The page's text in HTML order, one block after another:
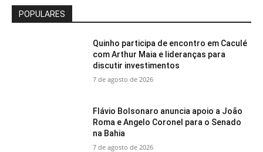
POPULARES
Quinho participa de encontro em Caculé
com Arthur Maia e lideranças para
discutir investimentos
7 de agosto de 2026
Flávio Bolsonaro anuncia apoio a João
Roma e Angelo Coronel para o Senado
na Bahia
7 de agosto de 2026